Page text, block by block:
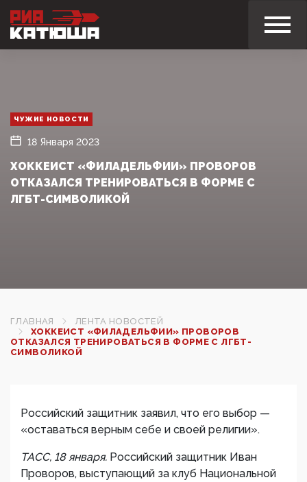
ЧУЖИЕ НОВОСТИ
18 Января 2023
ХОККЕИСТ «ФИЛАДЕЛЬФИИ» ПРОВОРОВ
ОТКАЗАЛСЯ ТРЕНИРОВАТЬСЯ В ФОРМЕ С
ЛГБТ-СИМВОЛИКОЙ
ГЛАВНАЯ
ЛЕНТА НОВОСТЕЙ
ХОККЕИСТ «ФИЛАДЕЛЬФИИ» ПРОВОРОВ
ОТКАЗАЛСЯ ТРЕНИРОВАТЬСЯ В ФОРМЕ С ЛГБТ-
СИМВОЛИКОЙ
Российский защитник заявил, что его выбор —
«оставаться верным себе и своей религии».
ТАСС, 18 января. Российский защитник Иван
Проворов, выступающий за клуб Национальной